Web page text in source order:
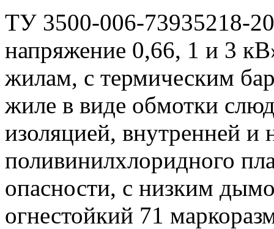
ТУ 3500-006-73935218-
напряжение 0,66, 1 и 3
жилам, с термическим
жиле в виде обмотки
изоляцией, внутренней и
поливинилхлоридного
опасности, с низким
огнестойкий 71